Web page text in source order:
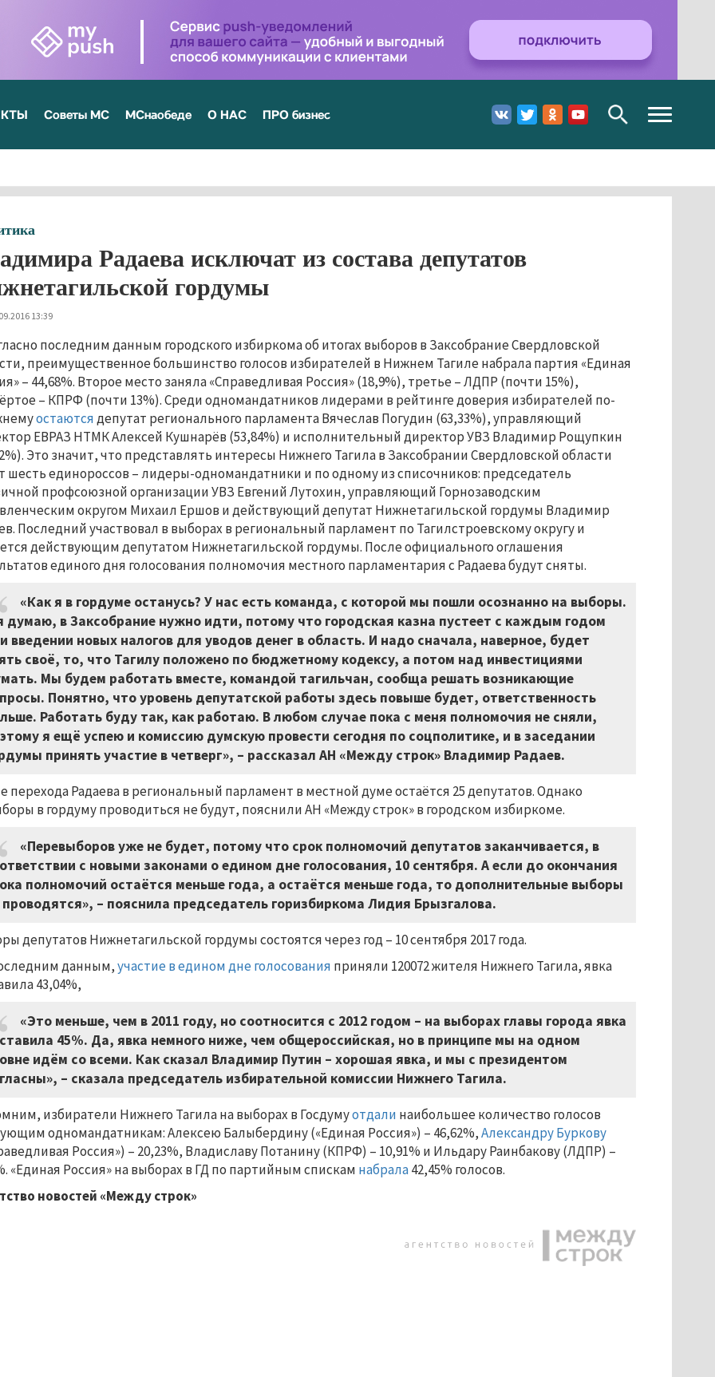
Советы МС МСнаобеде О НАС ПРО бизнес
Toggle
navigation
Радаева исключат из состава депутатов
гордумы
13:39
последним данным городского избиркома об итогах выборов в Заксобрание Свердловской
преимущественное большинство голосов избирателей в Нижнем Тагиле набрала партия «Единая
– 44,68%. Второе место заняла «Справедливая Россия» (18,9%), третье – ЛДПР (почти 15%),
– КПРФ (почти 13%). Среди одномандатников лидерами в рейтинге доверия избирателей по-
остаютсядепутат регионального парламента Вячеслав Погудин (63,33%), управляющий
ЕВРАЗ НТМК Алексей Кушнарёв (53,84%) и исполнительный директор УВЗ Владимир Рощупкин
Это значит, что представлять интересы Нижнего Тагила в Заксобрании Свердловской области
шесть единороссов – лидеры-одномандатники и по одному из списочников: председатель
профсоюзной организации УВЗ Евгений Лутохин, управляющий Горнозаводским
округом Михаил Ершов и действующий депутат Нижнетагильской гордумы Владимир
Последний участвовал в выборах в региональный парламент по Тагилстроевскому округу и
действующим депутатом Нижнетагильской гордумы. После официального оглашения
единого дня голосования полномочия местного парламентария с Радаева будут сняты.
«Как я в гордуме останусь? У нас есть команда, с которой мы пошли осознанно на выборы.
думаю, в Заксобрание нужно идти, потому что городская казна пустеет с каждым годом
введении новых налогов для уводов денег в область. И надо сначала, наверное, будет
своё, то, что Тагилу положено по бюджетному кодексу, а потом над инвестициями
Мы будем работать вместе, командой тагильчан, сообща решать возникающие
Понятно, что уровень депутатской работы здесь повыше будет, ответственность
Работать буду так, как работаю. В любом случае пока с меня полномочия не сняли,
я ещё успею и комиссию думскую провести сегодня по соцполитике, и в заседании
принять участие в четверг», – рассказал АН «Между строк» Владимир Радаев.
перехода Радаева в региональный парламент в местной думе остаётся 25 депутатов. Однако
в гордуму проводиться не будут, пояснили АН «Между строк» в городском избиркоме.
«Перевыборов уже не будет, потому что срок полномочий депутатов заканчивается, в
с новыми законами о едином дне голосования, 10 сентября. А если до окончания
полномочий остаётся меньше года, а остаётся меньше года, то дополнительные выборы
проводятся», – пояснила председатель горизбиркома Лидия Брызгалова.
депутатов Нижнетагильской гордумы состоятся через год – 10 сентября 2017 года.
данным,участие в едином дне голосования приняли 120072 жителя Нижнего Тагила, явка
43,04%,
«Это меньше, чем в 2011 году, но соотносится с 2012 годом – на выборах главы города явка
45%. Да, явка немного ниже, чем общероссийская, но в принципе мы на одном
идём со всеми. Как сказал Владимир Путин – хорошая явка, и мы с президентом
– сказала председатель избирательной комиссии Нижнего Тагила.
избиратели Нижнего Тагила на выборах в Госдумуотдали наибольшее количество голосов
одномандатникам: Алексею Балыбердину («Единая Россия») – 46,62%,Александру Буркову
Россия») – 20,23%, Владиславу Потанину (КПРФ) – 10,91% и Ильдару Раинбакову (ЛДПР) –
«Единая Россия» на выборах в ГД по партийным спискам набрала42,45% голосов.
новостей «Между строк»